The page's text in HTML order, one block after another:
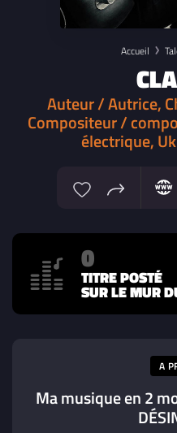
Accueil
Auteur / Autrice,
Compositeur /
électrique,
0
TITRE POSTÉ
SUR LE MUR
A
Ma musique en 2